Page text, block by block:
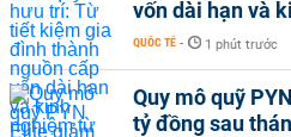
vốn dài hạn và
QUỐC TẾ - 1 phút trước
Quy mô quỹ
tỷ đồng sau